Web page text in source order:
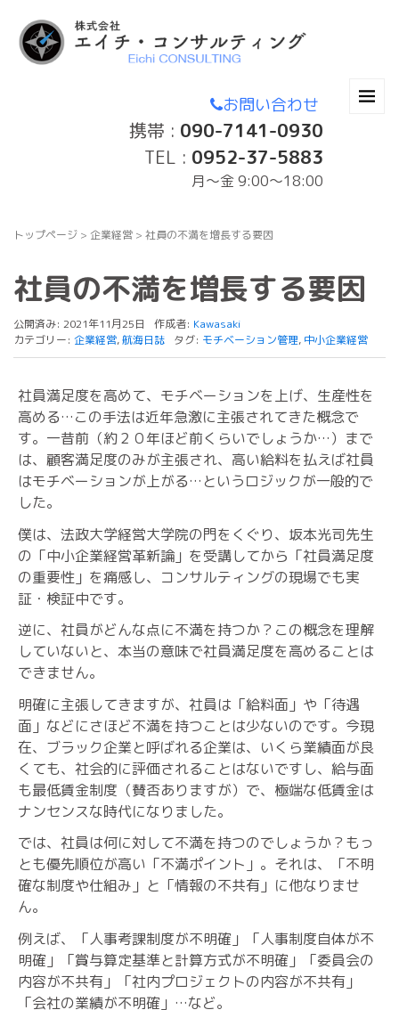
お問い合わせ
携帯 : 090-7141-0930
TEL : 0952-37-5883
月〜金 9:00～18:00
トップページ > 企業経営 > 社員の不満を増長する要因
社員の不満を増長する要因
公開済み: 2021年11月25日 作成者: Kawasaki
カテゴリー: 企業経営,航海日誌 タグ: モチベーション管理, 中小企業経営
社員満足度を高めて、モチベーションを上げ、生産性を
高める…この手法は近年急激に主張されてきた概念で
す。一昔前（約２０年ほど前くらいでしょうか…）まで
は、顧客満足度のみが主張され、高い給料を払えば社員
はモチベーションが上がる…というロジックが一般的で
した。
僕は、法政大学経営大学院の門をくぐり、坂本光司先生
の「中小企業経営革新論」を受講してから「社員満足度
の重要性」を痛感し、コンサルティングの現場でも実
証・検証中です。
逆に、社員がどんな点に不満を持つか？この概念を理解
していないと、本当の意味で社員満足度を高めることは
できません。
明確に主張してきますが、社員は「給料面」や「待遇
面」などにさほど不満を持つことは少ないのです。今現
在、ブラック企業と呼ばれる企業は、いくら業績面が良
くても、社会的に評価されることはないですし、給与面
も最低賃金制度（賛否ありますが）で、極端な低賃金は
ナンセンスな時代になりました。
では、社員は何に対して不満を持つのでしょうか？もっ
とも優先順位が高い「不満ポイント」。それは、「不明
確な制度や仕組み」と「情報の不共有」に他なりませ
ん。
例えば、「人事考課制度が不明確」「人事制度自体が不
明確」「賞与算定基準と計算方式が不明確」「委員会の
内容が不共有」「社内プロジェクトの内容が不共有」
「会社の業績が不明確」…など。